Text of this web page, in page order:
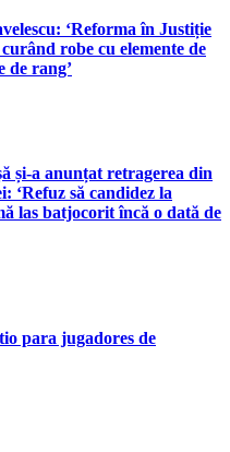
‘Reforma în Justiție
robe cu elemente de
de rang’
și-a anunțat retragerea din
‘Refuz să candidez la
las batjocorit încă o dată de
para jugadores de